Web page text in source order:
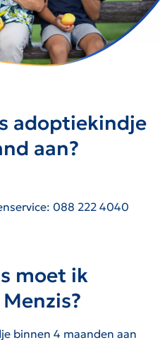
adoptiekindje
aan?
088 222 4040
moet ik
binnen 4 maanden aan